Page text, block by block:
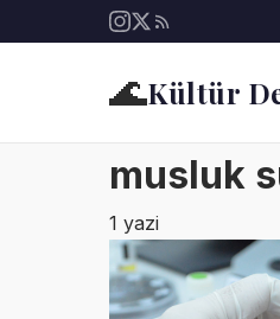
🌊Kültür
musluk
1 yazi